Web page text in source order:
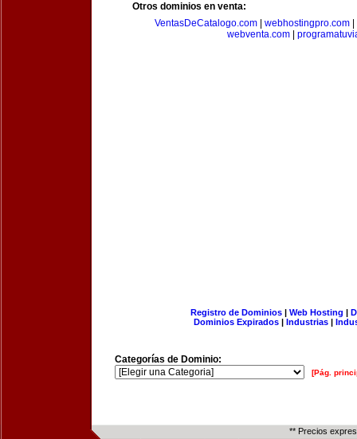
Otros dominios en venta:
VentasDeCatalogo.com| webhostingpro.com|
webventa.com|
Registro de Dominios| Web Hosting |
Dominios Expirados | Industrias |
Categorías de Dominio:
[Pág.
** Precios